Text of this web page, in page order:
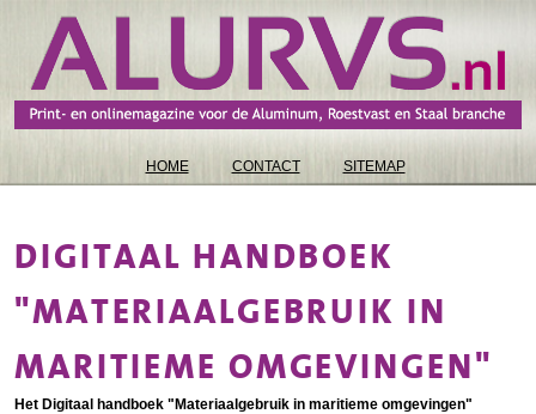
HOME CONTACT SITEMAP
DIGITAAL HANDBOEK
"MATERIAALGEBRUIK IN
MARITIEME OMGEVINGEN"
Het Digitaal handboek "Materiaalgebruik in maritieme omgevingen"